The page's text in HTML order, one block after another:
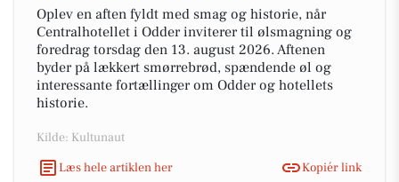
Oplev en aften fyldt med smag og historie, når
Centralhotellet i Odder inviterer til ølsmagning og
foredrag torsdag den 13. august 2026. Aftenen
byder på lækkert smørrebrød, spændende øl og
interessante fortællinger om Odder og hotellets
historie.
Kilde: Kultunaut
Læs hele artiklen her
Kopiér link